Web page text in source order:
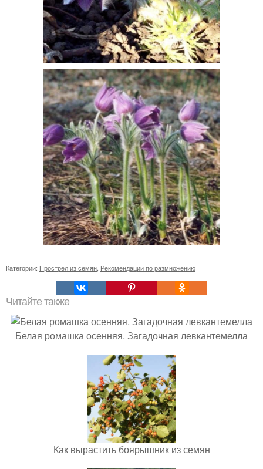
Категории: Прострел из семян Рекомендации по размножению
Читайте также
Белая ромашка осенняя. Загадочная левкантемелла
Как вырастить боярышник из семян